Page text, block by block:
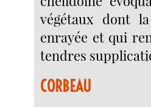
végétaux dont
enrayée et qui
tendres
CORBEAU